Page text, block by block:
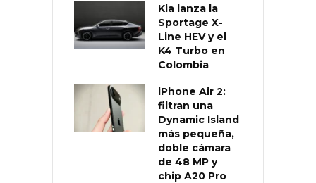
Kia lanza la
Sportage X-
Line HEV y el
K4 Turbo en
Colombia
iPhone Air 2:
filtran una
Dynamic Island
más pequeña,
doble cámara
de 48 MP y
chip A20 Pro